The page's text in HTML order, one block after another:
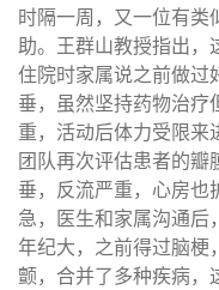
时隔一周，又一位有类
助。王群山教授指出，
住院时家属说之前做过
垂，虽然坚持药物治疗
重，活动后体力受限来
团队再次评估患者的瓣
垂，反流严重，心房
急，医生和家属沟通后
年纪大，之前得过脑梗
颤，合并了多种疾病，